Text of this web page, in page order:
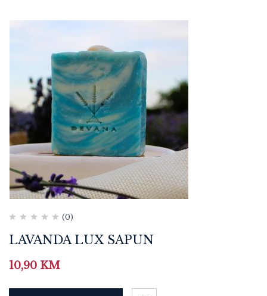
(0)
LAVANDA LUX SAPUN
10,90 KM